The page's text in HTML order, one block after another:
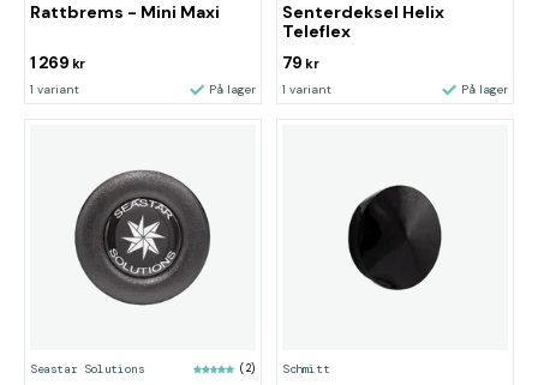
Rattbrems - Mini Maxi
1 269 kr
1 variant På lager
Senterdeksel Helix
Teleflex
79 kr
1 variant På lager
Seastar Solutions (2) Schmitt